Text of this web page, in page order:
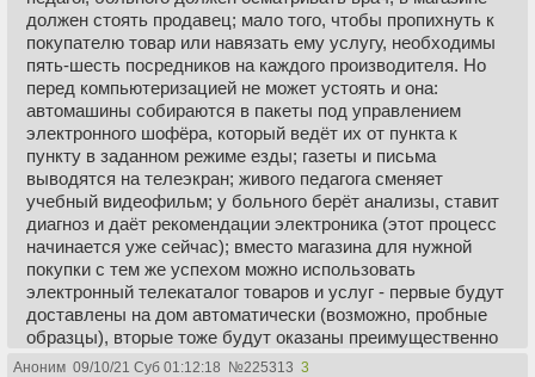
должен стоять продавец; мало того, чтобы пропихнуть к
покупателю товар или навязать ему услугу, необходимы
пять-шесть посредников на каждого производителя. Но
перед компьютеризацией не может устоять и она:
автомашины собираются в пакеты под управлением
электронного шофёра, который ведёт их от пункта к
пункту в заданном режиме езды; газеты и письма
выводятся на телеэкран; живого педагога сменяет
учебный видеофильм; у больного берёт анализы, ставит
диагноз и даёт рекомендации электроника (этот процесс
начинается уже сейчас); вместо магазина для нужной
покупки с тем же успехом можно использовать
электронный телекаталог товаров и услуг - первые будут
доставлены на дом автоматически (возможно, пробные
образцы), вторые тоже будут оказаны преимущественно
электроникой.
Аноним 09/10/21 Суб 01:12:18 №225313 3